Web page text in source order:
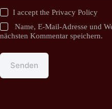
I accept thePrivacy Policy
Name, E-Mail-Adresse und
nächsten Kommentar speichern.
Senden